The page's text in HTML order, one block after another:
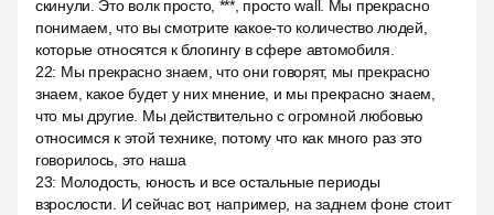
скинули. Это волк просто, ***, просто wall. Мы прекрасно
понимаем, что вы смотрите какое-то количество людей,
которые относятся к блогингу в сфере автомобиля.
22: Мы прекрасно знаем, что они говорят, мы прекрасно
знаем, какое будет у них мнение, и мы прекрасно знаем,
что мы другие. Мы действительно с огромной любовью
относимся к этой технике, потому что как много раз это
говорилось, это наша
23: Молодость, юность и все остальные периоды
взрослости. И сейчас вот, например, на заднем фоне стоит